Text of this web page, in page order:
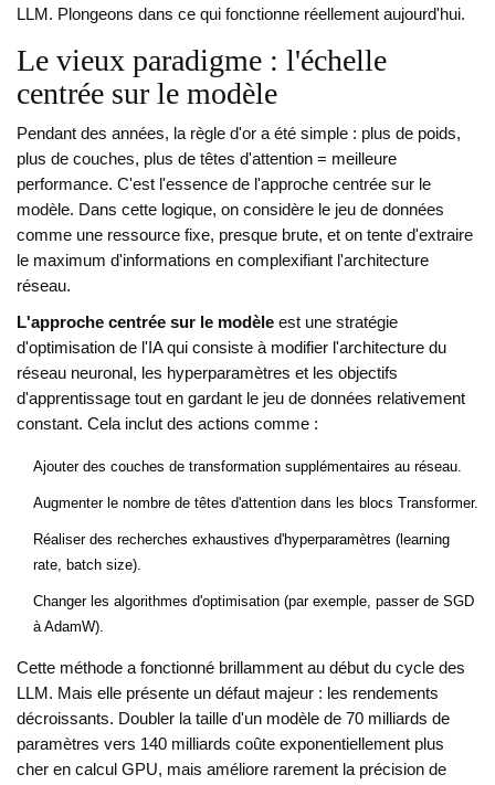
LLM. Plongeons dans ce qui fonctionne réellement aujourd'hui.
Le vieux paradigme : l'échelle
centrée sur le modèle
Pendant des années, la règle d'or a été simple : plus de poids,
plus de couches, plus de têtes d'attention = meilleure
performance. C'est l'essence de l'approche centrée sur le
modèle. Dans cette logique, on considère le jeu de données
comme une ressource fixe, presque brute, et on tente d'extraire
le maximum d'informations en complexifiant l'architecture
réseau.
L'approche centrée sur le modèle est une stratégie
d'optimisation de l'IA qui consiste à modifier l'architecture du
réseau neuronal, les hyperparamètres et les objectifs
d'apprentissage tout en gardant le jeu de données relativement
constant. Cela inclut des actions comme :
Ajouter des couches de transformation supplémentaires au réseau.
Augmenter le nombre de têtes d'attention dans les blocs Transformer.
Réaliser des recherches exhaustives d'hyperparamètres (learning
rate, batch size).
Changer les algorithmes d'optimisation (par exemple, passer de SGD
à AdamW).
Cette méthode a fonctionné brillamment au début du cycle des
LLM. Mais elle présente un défaut majeur : les rendements
décroissants. Doubler la taille d'un modèle de 70 milliards de
paramètres vers 140 milliards coûte exponentiellement plus
cher en calcul GPU, mais améliore rarement la précision de